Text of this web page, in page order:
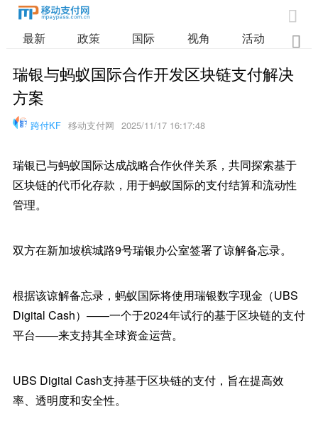

最新 政策 国际 视角 活动 业

瑞银与蚂蚁国际合作开发区块链支付解决
方案
跨付KF 移动支付网 2025/11/17 16:17:48
瑞银已与蚂蚁国际达成战略合作伙伴关系，共同探索基于
区块链的代币化存款，用于蚂蚁国际的支付结算和流动性
管理。
双方在新加坡槟城路9号瑞银办公室签署了谅解备忘录。
根据该谅解备忘录，蚂蚁国际将使用瑞银数字现金（UBS
Digital Cash）——一个于2024年试行的基于区块链的支付
平台——来支持其全球资金运营。
UBS Digital Cash支持基于区块链的支付，旨在提高效
率、透明度和安全性。